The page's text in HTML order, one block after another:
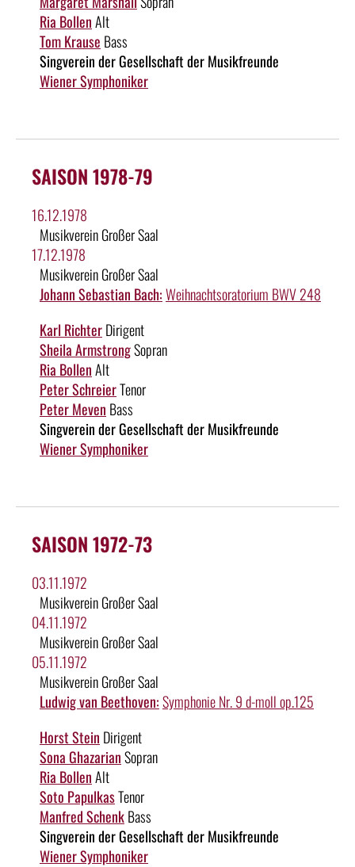
Ria BollenAlt
Tom Krause Bass
Singverein der Gesellschaft der Musikfreunde
Wiener Symphoniker
SAISON 1978-79
16.12.1978
Musikverein Großer Saal
17.12.1978
Musikverein Großer Saal
Johann Sebastian Bach:Weihnachtsoratorium BWV 248
Karl RichterDirigent
Sheila ArmstrongSopran
Ria BollenAlt
Peter SchreierTenor
Peter Meven Bass
Singverein der Gesellschaft der Musikfreunde
Wiener Symphoniker
SAISON 1972-73
03.11.1972
Musikverein Großer Saal
04.11.1972
Musikverein Großer Saal
05.11.1972
Musikverein Großer Saal
Ludwig van Beethoven:Symphonie Nr. 9 d-moll op.125
Horst Stein Dirigent
Sona GhazarianSopran
Ria BollenAlt
Soto PapulkasTenor
Manfred SchenkBass
Singverein der Gesellschaft der Musikfreunde
Wiener Symphoniker